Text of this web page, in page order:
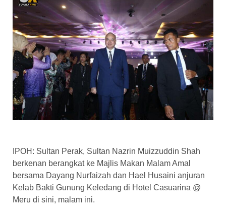
IPOH: Sultan Perak, Sultan Nazrin Muizzuddin Shah
berkenan berangkat ke Majlis Makan Malam Amal
bersama Dayang Nurfaizah dan Hael Husaini anjuran
Kelab Bakti Gunung Keledang di Hotel Casuarina @
Meru di sini, malam ini.